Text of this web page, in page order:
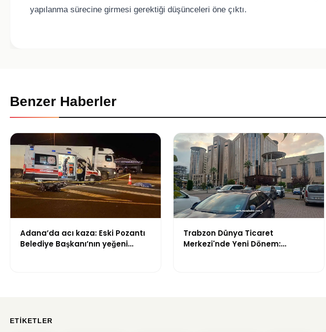
yapılanma sürecine girmesi gerektiği düşünceleri öne çıktı.
Benzer Haberler
Adana’da acı kaza: Eski Pozantı
Belediye Başkanı’nın yeğeni
Trabzon Dünya Ticaret
Merkezi'nde Yeni Dönem:
ETIKETLER